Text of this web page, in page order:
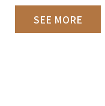
SEE MORE